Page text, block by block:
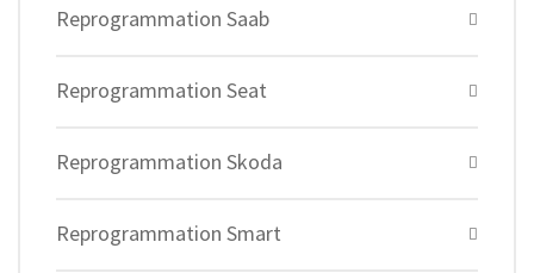
Reprogrammation Saab
Reprogrammation Seat
Reprogrammation Skoda
Reprogrammation Smart